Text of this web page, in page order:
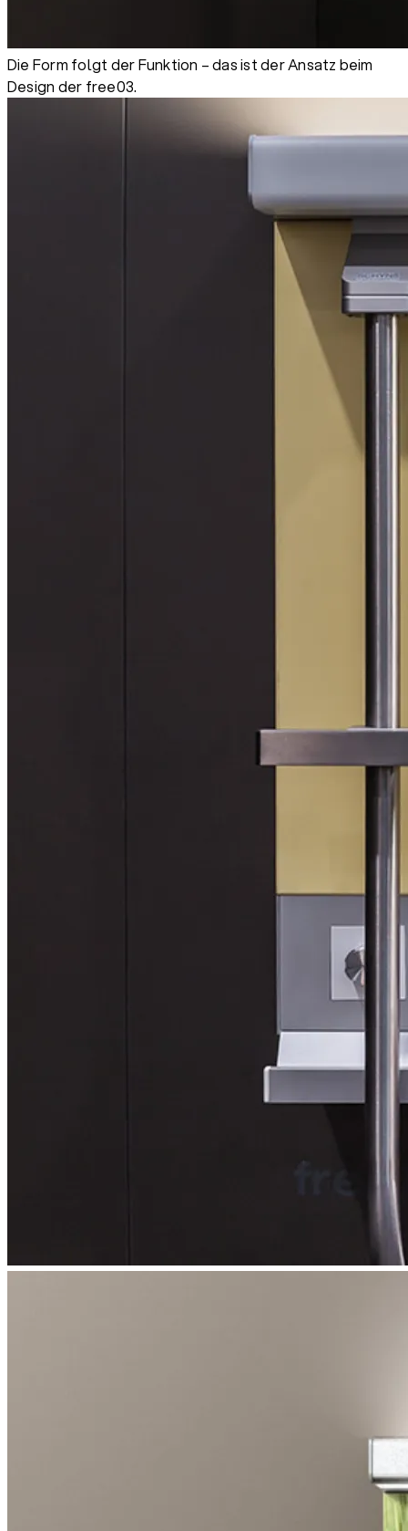
Die Form folgt der Funktion – das ist der Ansatz beim
Design der free03.